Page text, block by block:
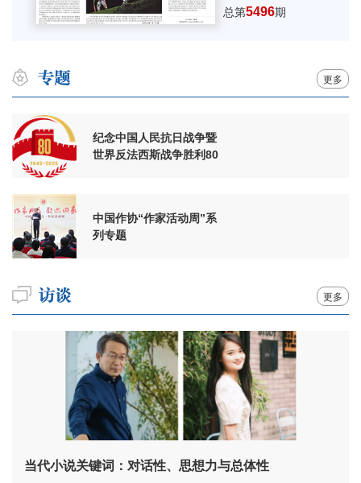
总第5496期
更多
纪念中国人民抗日战争暨
世界反法西斯战争胜利80
中国作协“作家活动周”系
列专题
更多
当代小说关键词：对话性、思想力与总体性